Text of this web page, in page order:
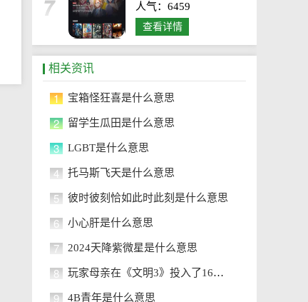
人气：6459
查看详情
相关资讯
1 宝箱怪狂喜是什么意思
2 留学生瓜田是什么意思
3 LGBT是什么意思
4 托马斯飞天是什么意思
5 彼时彼刻恰如此时此刻是什么意思
6 小心肝是什么意思
7 2024天降紫微星是什么意思
8 玩家母亲在《文明3》投入了16395.4
9 4B青年是什么意思